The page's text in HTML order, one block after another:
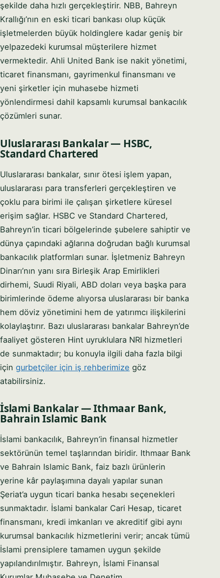
şekilde daha hızlı gerçekleştirir. NBB, Bahreyn
Krallığı’nın en eski ticari bankası olup küçük
işletmelerden büyük holdinglere kadar geniş bir
yelpazedeki kurumsal müşterilere hizmet
vermektedir. Ahli United Bank ise nakit yönetimi,
ticaret finansmanı, gayrimenkul finansmanı ve
yeni şirketler için muhasebe hizmeti
yönlendirmesi dahil kapsamlı kurumsal bankacılık
çözümleri sunar.
Uluslararası Bankalar — HSBC,
Standard Chartered
Uluslararası bankalar, sınır ötesi işlem yapan,
uluslararası para transferleri gerçekleştiren ve
çoklu para birimi ile çalışan şirketlere küresel
erişim sağlar. HSBC ve Standard Chartered,
Bahreyn’in ticari bölgelerinde şubelere sahiptir ve
dünya çapındaki ağlarına doğrudan bağlı kurumsal
bankacılık platformları sunar. İşletmeniz Bahreyn
Dinarı’nın yanı sıra Birleşik Arap Emirlikleri
dirhemi, Suudi Riyali, ABD doları veya başka para
birimlerinde ödeme alıyorsa uluslararası bir banka
hem döviz yönetimini hem de yatırımcı ilişkilerini
kolaylaştırır. Bazı uluslararası bankalar Bahreyn’de
faaliyet gösteren Hint uyruklulara NRI hizmetleri
de sunmaktadır; bu konuyla ilgili daha fazla bilgi
için gurbetçiler için iş rehberimize göz
atabilirsiniz.
İslami Bankalar — Ithmaar Bank,
Bahrain Islamic Bank
İslami bankacılık, Bahreyn’in finansal hizmetler
sektörünün temel taşlarından biridir. Ithmaar Bank
ve Bahrain Islamic Bank, faiz bazlı ürünlerin
yerine kâr paylaşımına dayalı yapılar sunan
Şeriat’a uygun ticari banka hesabı seçenekleri
sunmaktadır. İslami bankalar Cari Hesap, ticaret
finansmanı, kredi imkanları ve akreditif gibi aynı
kurumsal bankacılık hizmetlerini verir; ancak tümü
İslami prensiplere tamamen uygun şekilde
yapılandırılmıştır. Bahreyn, İslami Finansal